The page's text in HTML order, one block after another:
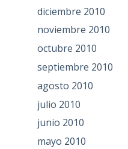
diciembre 2010
noviembre 2010
octubre 2010
septiembre 2010
agosto 2010
julio 2010
junio 2010
mayo 2010